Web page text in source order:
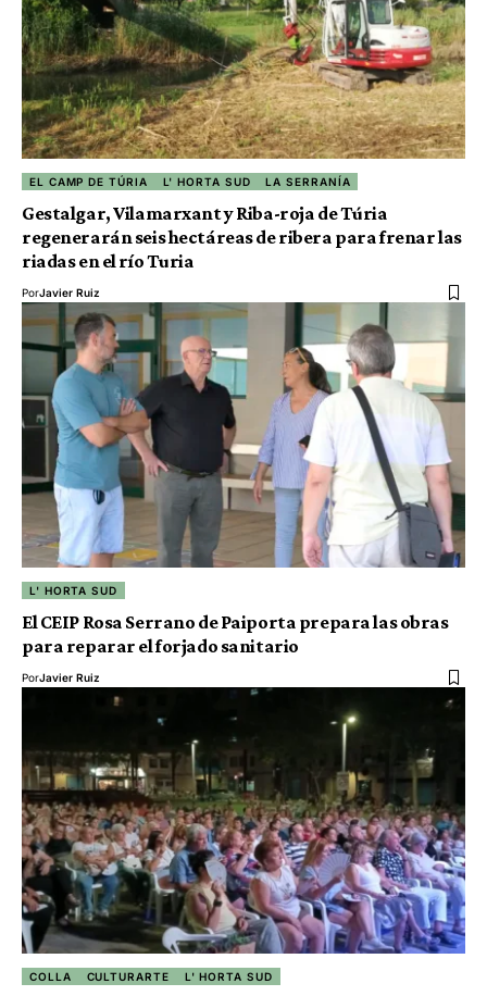
EL CAMP DE TÚRIA L' HORTA SUD LA SERRANÍA
Gestalgar, Vilamarxant y Riba-roja de Túria
regenerarán seis hectáreas de ribera para frenar las
riadas en el río Turia
PorJavier Ruiz
L' HORTA SUD
El CEIP Rosa Serrano de Paiporta prepara las obras
para reparar el forjado sanitario
PorJavier Ruiz
COLLA CULTURARTE L' HORTA SUD